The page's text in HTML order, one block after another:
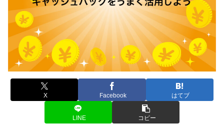
X Facebook はてブ
LINE コピー